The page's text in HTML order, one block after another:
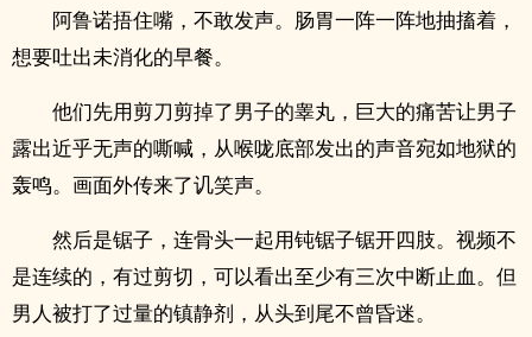
阿鲁诺捂住嘴，不敢发声。肠胃一阵一阵地抽搐着，
想要吐出未消化的早餐。
他们先用剪刀剪掉了男子的睾丸，巨大的痛苦让男子
露出近乎无声的嘶喊，从喉咙底部发出的声音宛如地狱的
轰鸣。画面外传来了讥笑声。
然后是锯子，连骨头一起用钝锯子锯开四肢。视频不
是连续的，有过剪切，可以看出至少有三次中断止血。但
男人被打了过量的镇静剂，从头到尾不曾昏迷。